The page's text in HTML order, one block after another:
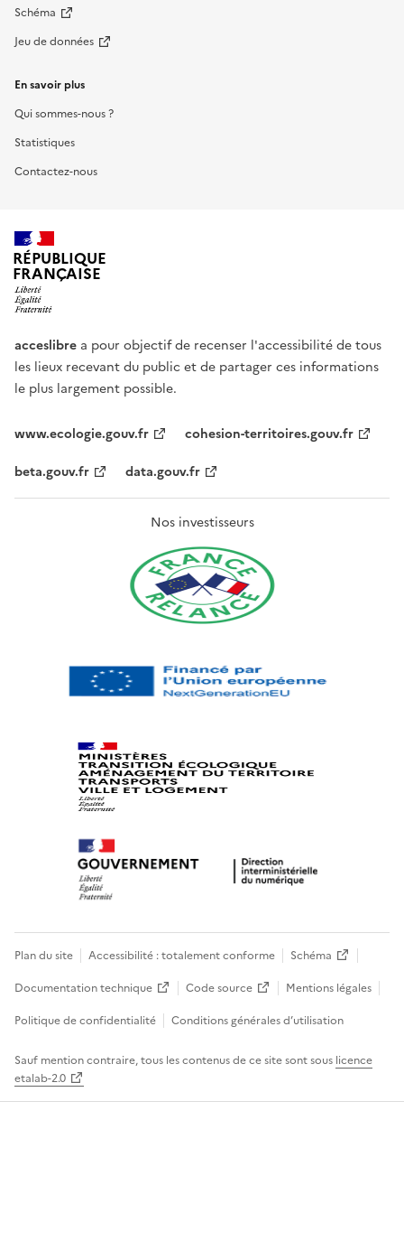
Schéma
Jeu de données
En savoir plus
Qui sommes-nous ?
Statistiques
Contactez-nous
RÉPUBLIQUE
FRANÇAISE
acceslibre a pour objectif de recenser l'accessibilité de tous
les lieux recevant du public et de partager ces informations
le plus largement possible.
www.ecologie.gouv.fr
cohesion-territoires.gouv.fr
beta.gouv.fr
data.gouv.fr
Nos investisseurs
Plan du site Accessibilité : totalement conforme
Schéma
Documentation technique
Code source
Mentions légales
Politique de confidentialité
Conditions générales d’utilisation
Sauf mention contraire, tous les contenus de ce site sont sous licence
etalab-2.0